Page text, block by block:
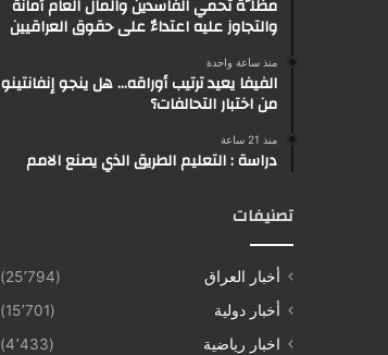
مظلَّة تحمي الفاسدين والمال العام أمانة
والتجاوز عليه اعتداءٌ على حقوق العراقيين
منذ ساعة واحدة
الفيفا يعيد ترتيب أوراقه… هل ينجو إنفانتينو
من اختبار التحالفات؟
منذ 21 ساعة
دراسة : التعليم الطريق الذي يصنع الامم
تصنيفات
أخبار العراق
(25٬794)
أخبار دولية
(15٬701)
اخبار رياضية
(4٬433)